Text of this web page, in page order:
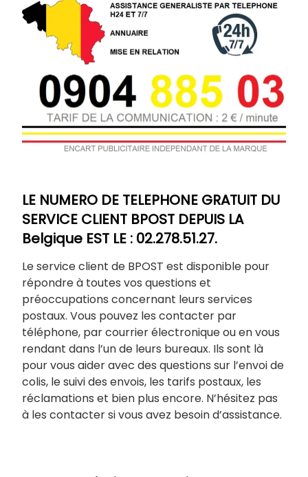
LE NUMERO DE TELEPHONE GRATUIT DU
SERVICE CLIENT BPOST DEPUIS LA
Belgique EST LE : 02.278.51.27.
Le service client de BPOST est disponible pour
répondre à toutes vos questions et
préoccupations concernant leurs services
postaux. Vous pouvez les contacter par
téléphone, par courrier électronique ou en vous
rendant dans l’un de leurs bureaux. Ils sont là
pour vous aider avec des questions sur l’envoi de
colis, le suivi des envois, les tarifs postaux, les
réclamations et bien plus encore. N’hésitez pas
à les contacter si vous avez besoin d’assistance.